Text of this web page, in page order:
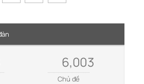
6,003
Chủ đề